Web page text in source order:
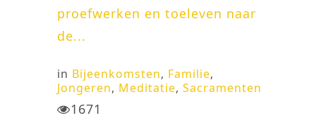
proefwerken en toeleven naar
de...
in Bijeenkomsten, Familie,
Jongeren, Meditatie,Sacramenten
1671